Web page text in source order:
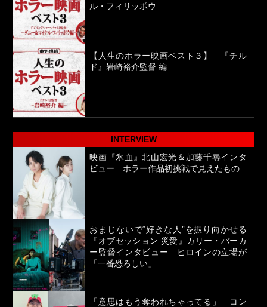
ル・フィリッポウ
【人生のホラー映画ベスト３】 『チル
ド』岩崎裕介監督 編
INTERVIEW
映画『氷血』北山宏光＆加藤千尋インタ
ビュー ホラー作品初挑戦で見えたもの
おまじないで“好きな人”を振り向かせる
『オブセッション 災愛』カリー・バーカ
ー監督インタビュー ヒロインの立場が
「一番恐ろしい」
「意思はもう奪われちゃってる」 コン